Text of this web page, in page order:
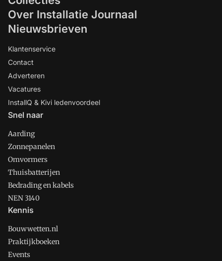
Over Installatie Journaal
Nieuwsbrieven
Klantenservice
Contact
Adverteren
Vacatures
InstallQ & Kivi ledenvoordeel
Snel naar
Aarding
Zonnepanelen
Omvormers
Thuisbatterijen
Bedrading en kabels
NEN 3140
Kennis
Bouwwetten.nl
Praktijkboeken
Events